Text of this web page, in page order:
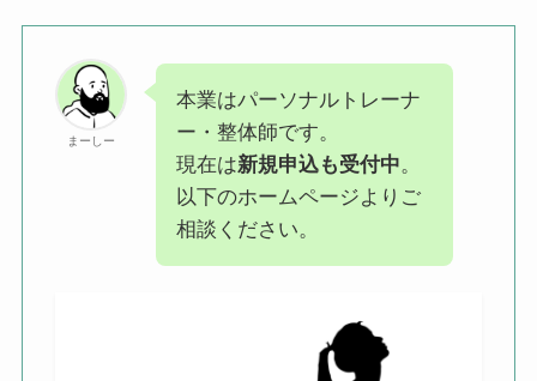
まーしー
本業はパーソナルトレーナ
ー・整体師です。
現在は新規申込も受付中。
以下のホームページよりご
相談ください。